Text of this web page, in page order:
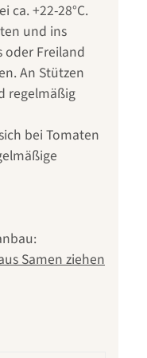
ca. +22-28°C.
und ins
oder Freiland
An Stützen
regelmäßig
bei Tomaten
Samen ziehen